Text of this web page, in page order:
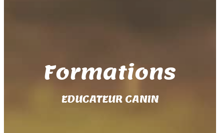
Formations
EDUCATEUR CANIN